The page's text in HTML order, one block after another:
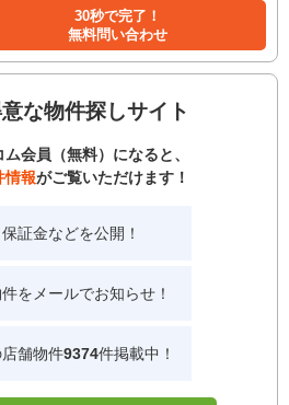
30秒で完了！
無料問い合わせ
な物件探しサイト
会員（無料）になると、
情報がご覧いただけます！
証金などを公開！
をメールでお知らせ！
舗物件9374件掲載中！